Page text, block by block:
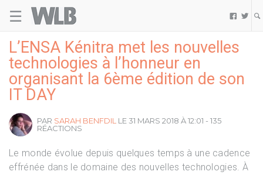
☰  
L’ENSA Kénitra met les nouvelles
technologies à l’honneur en
organisant la 6ème édition de son
IT DAY
PAR SARAH BENFDIL LE 31 MARS 2018 À 12:01 - 135
RÉACTIONS
Le monde évolue depuis quelques temps à une cadence
effrénée dans le domaine des nouvelles technologies. À